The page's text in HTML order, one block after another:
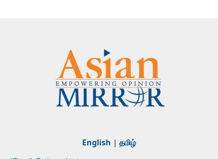
English | தமிழ்